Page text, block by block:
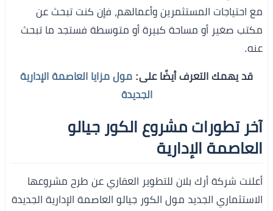
مع احتياجات المستثمرين وأعمالهم، فإن كنت تبحث عن
مكتب صغير أو مساحة كبيرة أو متوسطة فستجد ما تبحث
عنه.
قد يهمك التعرف أيضًا على: مول مزايا العاصمة الإدارية
الجديدة
آخر تطورات مشروع الكور جيالو
العاصمة الإدارية
أعلنت شركة أرك بلان للتطوير العقاري عن طرح مشروعها
الاستثماري الجديد مول الكور جيالو العاصمة الإدارية الجديدة